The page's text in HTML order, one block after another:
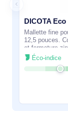
Mallette fine
12,5 pouces.
et fermeture
rembourrée et à
Éco-indice